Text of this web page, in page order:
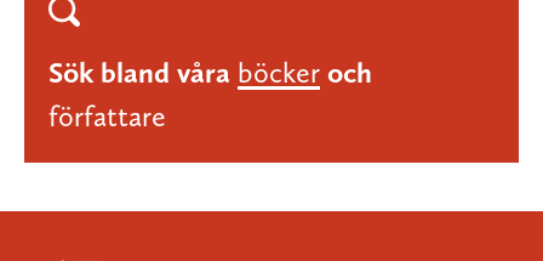
Sök bland våra böcker och
författare